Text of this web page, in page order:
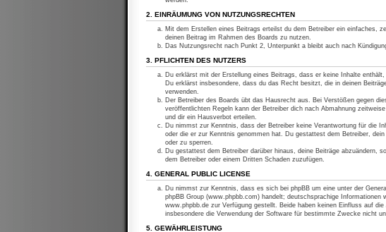
2. EINRÄUMUNG VON NUTZUNGSRECHTEN
Mit dem Erstellen eines Beitrags erteilst du dem Betreiber ein einfaches,
deinen Beitrag im Rahmen des Boards zu nutzen.
Das Nutzungsrecht nach Punkt 2, Unterpunkt a bleibt auch nach
3. PFLICHTEN DES NUTZERS
Du erklärst mit der Erstellung eines Beitrags, dass er keine Inhalte
Du erklärst insbesondere, dass du das Recht besitzt, die in deinen
verwenden.
Der Betreiber des Boards übt das Hausrecht aus. Bei Verstößen gegen
veröffentlichten Regeln kann der Betreiber dich nach Abmahnung
und dir ein Hausverbot erteilen.
Du nimmst zur Kenntnis, dass der Betreiber keine Verantwortung für die
oder die er zur Kenntnis genommen hat. Du gestattest dem Betreiber,
oder zu sperren.
Du gestattest dem Betreiber darüber hinaus, deine Beiträge abzuändern,
dem Betreiber oder einem Dritten Schaden zuzufügen.
4. GENERAL PUBLIC LICENSE
Du nimmst zur Kenntnis, dass es sich bei phpBB um eine unter der
phpBB Group (www.phpbb.com) handelt; deutschsprachige
www.phpbb.de zur Verfügung gestellt. Beide haben keinen Einfluss auf
insbesondere die Verwendung der Software für bestimmte Zwecke nicht
5. GEWÄHRLEISTUNG